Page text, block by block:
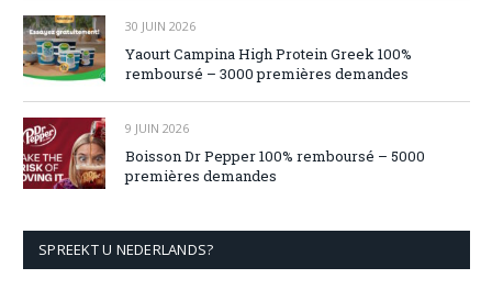
30 JUIN 2026
Yaourt Campina High Protein Greek 100%
remboursé – 3000 premières demandes
9 JUIN 2026
Boisson Dr Pepper 100% remboursé – 5000
premières demandes
SPREEKT U NEDERLANDS?